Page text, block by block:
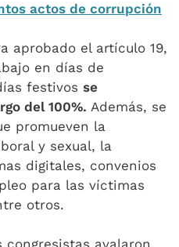
actos de corrupción
aprobado el artículo 19,
en días de
festivos se
del 100%. Además, se
promueven la
y sexual, la
digitales, convenios
para las víctimas
otros.
avalaron